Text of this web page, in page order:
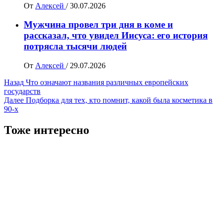
От Алексей / 30.07.2026
Мужчина провел три дня в коме и
рассказал, что увидел Иисуса: его история
потрясла тысячи людей
От Алексей / 29.07.2026
Навигация
записи
Назад Что означают названия различных европейских
государств
Далее Подборка для тех, кто помнит, какой была косметика в
90-х
Тоже интересно